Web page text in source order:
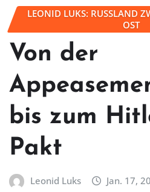
LEONID LUKS: RUSSLAND
OST
Von der
bis zum
Pakt
Leonid Luks Jan. 17,